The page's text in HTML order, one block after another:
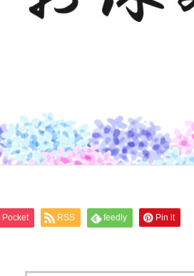
Pocket RSS feedly Pin it